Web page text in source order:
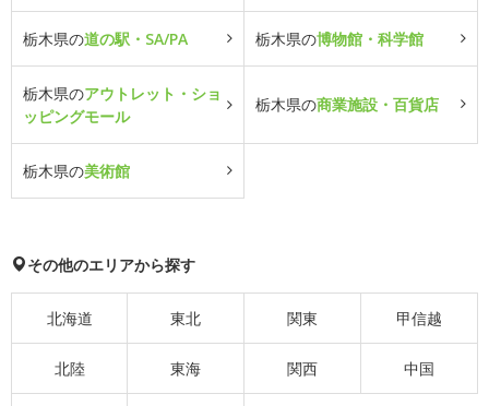
栃木県の道の駅・SA/PA 栃木県の博物館・科学館
栃木県のアウトレット・ショ
ッピングモール
栃木県の商業施設・百貨店
栃木県の美術館
その他のエリアから探す
北海道 東北 関東 甲信越
北陸 東海 関西 中国